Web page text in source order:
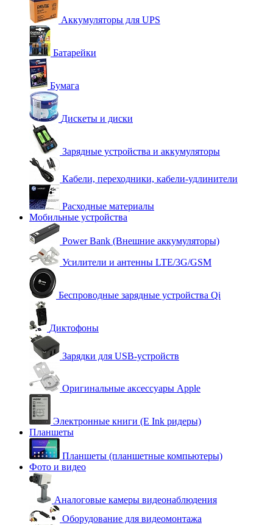
Аккумуляторы для UPS
Батарейки
Бумага
Дискеты и диски
Зарядные устройства и аккумуляторы
Кабели, переходники, кабели-удлинители
Расходные материалы
Мобильные устройства
Power Bank (Внешние аккумуляторы)
Усилители и антенны LTE/3G/GSM
Беспроводные зарядные устройства Qi
Диктофоны
Зарядки для USB-устройств
Оригинальные аксессуары Apple
Электронные книги (E Ink ридеры)
Планшеты
Планшеты (планшетные компьютеры)
Фото и видео
Аналоговые камеры видеонаблюдения
Оборудование для видеомонтажа